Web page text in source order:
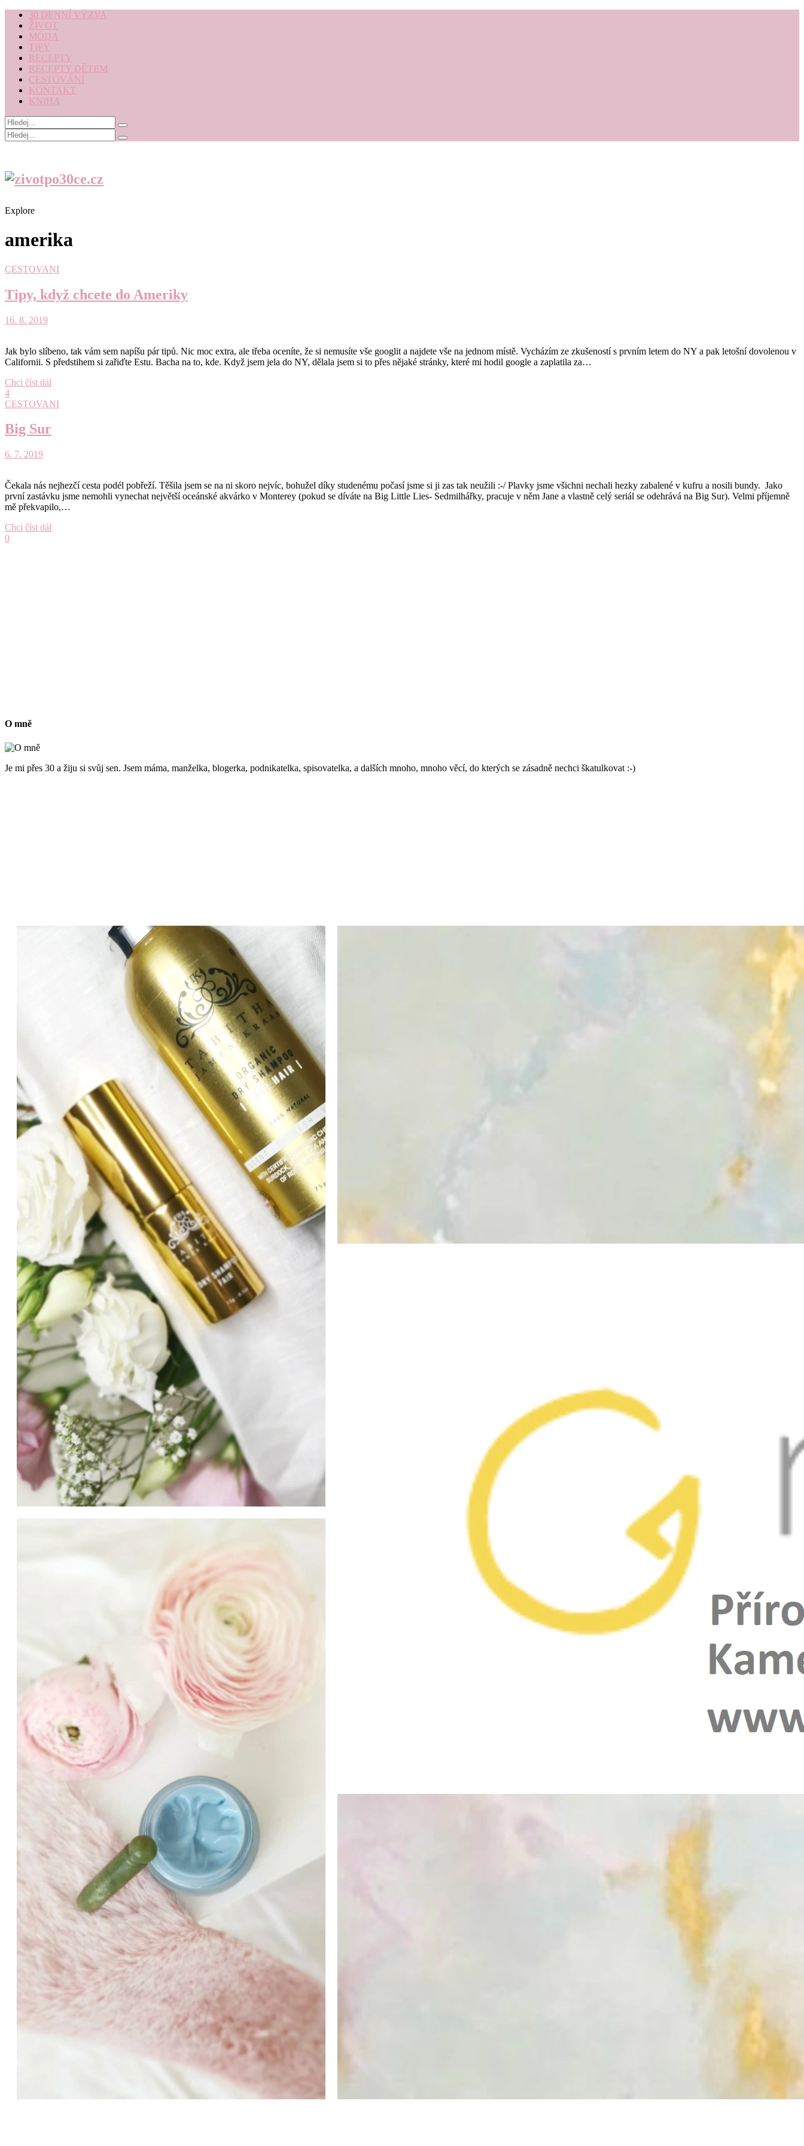
30 DENNÍ VÝZVA
ŽIVOT
MÓDA
TIPY
RECEPTY
RECEPTY DĚTEM
CESTOVÁNÍ
KONTAKT
KNIHA
Explore
amerika
CESTOVANI
Tipy, když chcete do Ameriky
16. 8. 2019
Jak bylo slíbeno, tak vám sem napíšu pár tipů. Nic moc extra, ale třeba oceníte, že si nemusíte vše googlit a najdete vše na jednom místě. Vycházím ze zkušeností s prvním letem do NY a pak letošní dovolenou v
Californii. S předstihem si zařiďte Estu. Bacha na to, kde. Když jsem jela do NY, dělala jsem si to přes nějaké stránky, které mi hodil google a zaplatila za…
Chci číst dál
4
CESTOVANI
Big Sur
6. 7. 2019
Čekala nás nejhezčí cesta podél pobřeží. Těšila jsem se na ni skoro nejvíc, bohužel díky studenému počasí jsme si ji zas tak neužili :-/ Plavky jsme všichni nechali hezky zabalené v kufru a nosili bundy. Jako
první zastávku jsme nemohli vynechat největší oceánské akvárko v Monterey (pokud se díváte na Big Little Lies- Sedmilhářky, pracuje v něm Jane a vlastně celý seriál se odehrává na Big Sur). Velmi příjemně
mě překvapilo,…
Chci číst dál
0
O mně
Je mi přes 30 a žiju si svůj sen. Jsem máma, manželka, blogerka, podnikatelka, spisovatelka, a dalších mnoho, mnoho věcí, do kterých se zásadně nechci škatulkovat :-)